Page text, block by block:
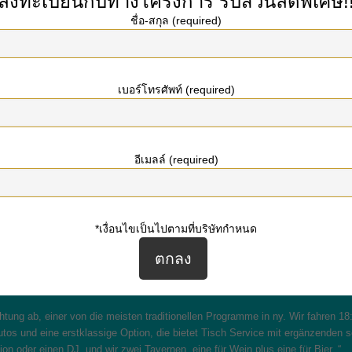
Adirondack Scenic Railroad Ziel wird tatsächlich erreicht durch
Die Exkursionen erlauben dem Geschäft, den Ort zu präsentieren
anbieten runter. Und Mark PIersma, Adirondack Scenic Railroad PR
irgendetwas mehr als nur wahrscheinlich einen Club, sich hinsetzen
ist wirklich etwas Auslösern viel mehr Interaktion miteinander weil es
Üben Fahrten
Mischung aus vielen kreativen Ideen. Der bekannte Bier- und Weinzug
ab, einer von die meisten traditionellen Programme in ny. Wir fahren
und eine erstklassige Option, die bietet Tisch Service mit
oder einen DJ, und wir zwei Tavernen, eine für Wein plus eine für Bier. “
ชื่อ-สกุล (required)
เบอร์โทรศัพท์ (required)
อีเมลล์ (required)
*เงื่อนไขเป็นไปตามที่บริษัทกำหนด